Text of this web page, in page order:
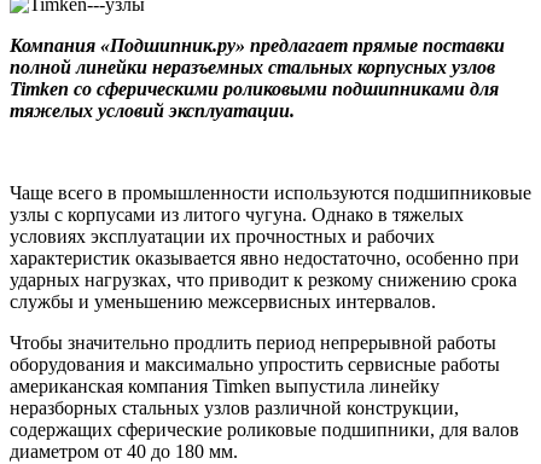
Компания «Подшипник.ру» предлагает прямые поставки
полной линейки неразъемных стальных корпусных узлов
Timken со сферическими роликовыми подшипниками для
тяжелых условий эксплуатации.
Чаще всего в промышленности используются подшипниковые
узлы с корпусами из литого чугуна. Однако в тяжелых
условиях эксплуатации их прочностных и рабочих
характеристик оказывается явно недостаточно, особенно при
ударных нагрузках, что приводит к резкому снижению срока
службы и уменьшению межсервисных интервалов.
Чтобы значительно продлить период непрерывной работы
оборудования и максимально упростить сервисные работы
американская компания Timken выпустила линейку
неразборных стальных узлов различной конструкции,
содержащих сферические роликовые подшипники, для валов
диаметром от 40 до 180 мм.